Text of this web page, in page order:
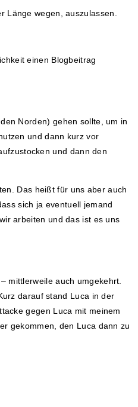
Länge wegen, auszulassen.
einen Blogbeitrag
Norden) gehen sollte, um in
und dann kurz vor
und dann den
Das heißt für uns aber auch
sich ja eventuell jemand
arbeiten und das ist es uns
mittlerweile auch umgekehrt.
darauf stand Luca in der
gegen Luca mit meinem
gekommen, den Luca dann zu